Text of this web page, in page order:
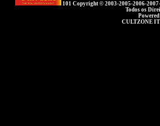
101 Copyright © 2003-2005-2006-
Todos os
CULTZONE